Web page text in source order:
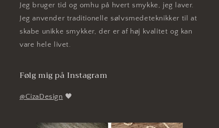
Jeg bruger tid og omhu på hvert smykke, jeg laver.
Jeg anvender traditionelle sølvsmedeteknikker til at
skabe unikke smykker, der er af høj kvalitet og kan
vare hele livet.
Følg mig på Instagram
@CizaDesign 🖤